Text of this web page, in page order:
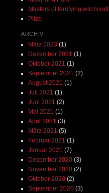
Masters of terrifying witchcraft
Pilze
ARCHIV
März 2023 (1)
Dezember 2021 (1)
Oktober 2021 (1)
September 2021 (2)
August 2021 (1)
Juli 2021 (1)
Juni 2021 (2)
Mai 2021 (1)
April 2021 (3)
März 2021 (5)
Februar 2021 (1)
Januar 2021 (7)
Dezember 2020(3)
November 2020(2)
Oktober 2020(2)
September 2020(3)